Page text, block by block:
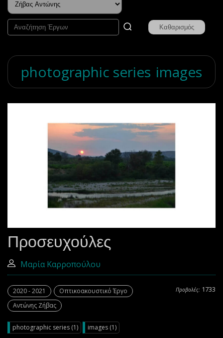
photographic series images
Προσευχούλες
Μαρία Καρροπούλου
Προβολές: 1733
2020 - 2021
Οπτικοακουστικό Έργο
Αντώνης Ζήβας
photographic series (1) images (1)